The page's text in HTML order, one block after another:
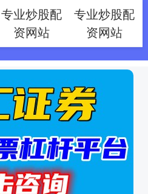
专业炒股配
资网站
专业炒股配
资网站